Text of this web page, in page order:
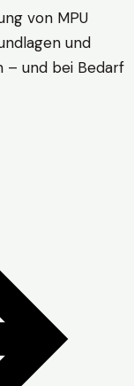
von MPU
und
und bei Bedarf